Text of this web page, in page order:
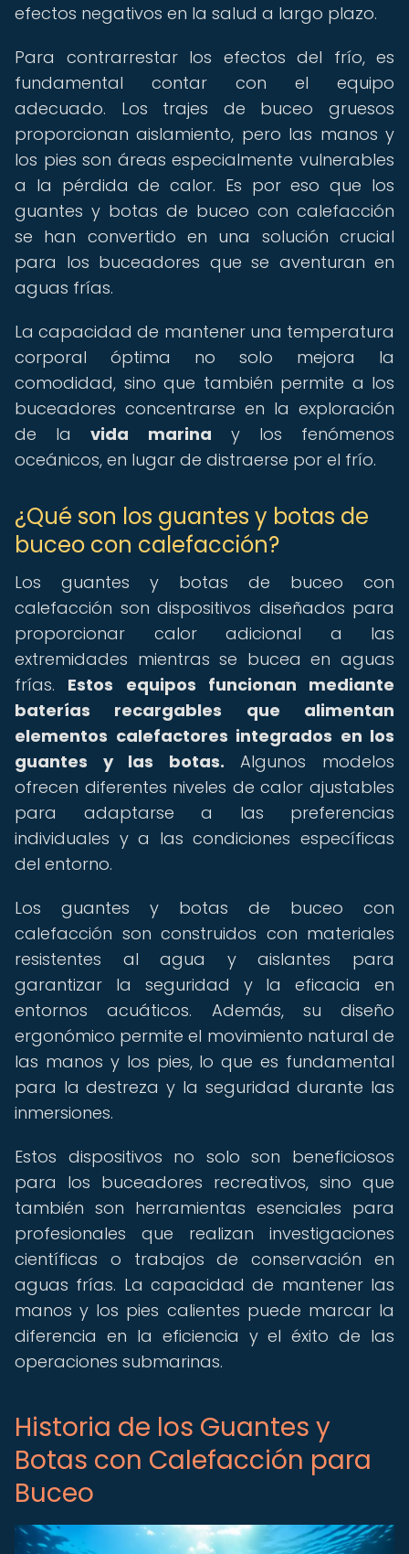
efectos negativos en la salud a largo plazo.
Para contrarrestar los efectos del frío, es
fundamental contar con el equipo
adecuado. Los trajes de buceo gruesos
proporcionan aislamiento, pero las manos y
los pies son áreas especialmente vulnerables
a la pérdida de calor. Es por eso que los
guantes y botas de buceo con calefacción
se han convertido en una solución crucial
para los buceadores que se aventuran en
aguas frías.
La capacidad de mantener una temperatura
corporal óptima no solo mejora la
comodidad, sino que también permite a los
buceadores concentrarse en la exploración
de lavida marina y los fenómenos
oceánicos, en lugar de distraerse por el frío.
¿Qué son los guantes y botas de
buceo con calefacción?
Los guantes y botas de buceo con
calefacción son dispositivos diseñados para
proporcionar calor adicional a las
extremidades mientras se bucea en aguas
frías. Estos equipos funcionan mediante
baterías recargables que alimentan
elementos calefactores integrados en los
guantes y las botas. Algunos modelos
ofrecen diferentes niveles de calor ajustables
para adaptarse a las preferencias
individuales y a las condiciones específicas
del entorno.
Los guantes y botas de buceo con
calefacción son construidos con materiales
resistentes al agua y aislantes para
garantizar la seguridad y la eficacia en
entornos acuáticos. Además, su diseño
ergonómico permite el movimiento natural de
las manos y los pies, lo que es fundamental
para la destreza y la seguridad durante las
inmersiones.
Estos dispositivos no solo son beneficiosos
para los buceadores recreativos, sino que
también son herramientas esenciales para
profesionales que realizan investigaciones
científicas o trabajos de conservación en
aguas frías. La capacidad de mantener las
manos y los pies calientes puede marcar la
diferencia en la eficiencia y el éxito de las
operaciones submarinas.
Historia de los Guantes y
Botas con Calefacción para
Buceo